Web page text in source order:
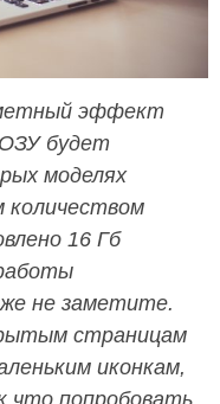
эффект
будет
моделях
количеством
16 Гб
не заметите.
страницам
иконкам,